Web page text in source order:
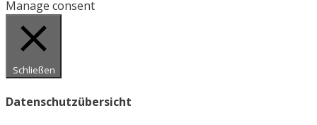
Manage consent
Schließen
Datenschutzübersicht